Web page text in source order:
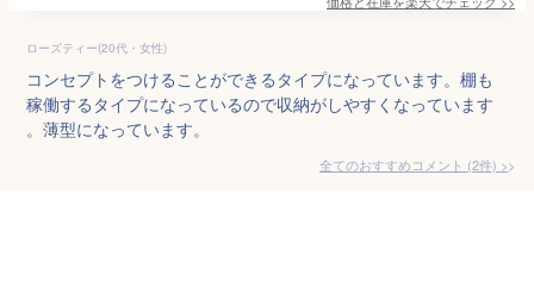
ローズティー(20代・女性)
コンセプトをつけることができるタイプになっています。棚も
稼働するタイプになっているので収納がしやすくなっています
。薄型になっています。
全てのおすすめコメント (2件) >